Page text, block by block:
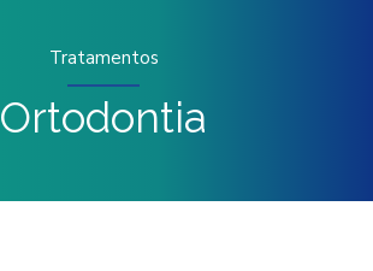
Tratamentos
Ortodontia